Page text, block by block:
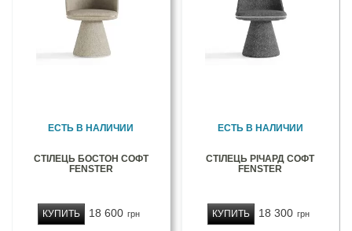
ЕСТЬ В НАЛИЧИИ
СТІЛЕЦЬ БОСТОН СОФТ
FENSTER
18 600 грн
КУПИТЬ
ЕСТЬ В НАЛИЧИИ
СТІЛЕЦЬ РІЧАРД СОФТ
FENSTER
18 300 грн
КУПИТЬ